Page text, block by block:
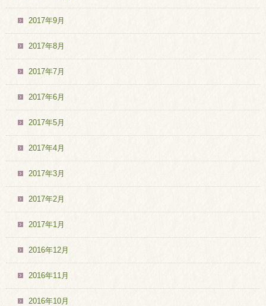
2017年9月
2017年8月
2017年7月
2017年6月
2017年5月
2017年4月
2017年3月
2017年2月
2017年1月
2016年12月
2016年11月
2016年10月